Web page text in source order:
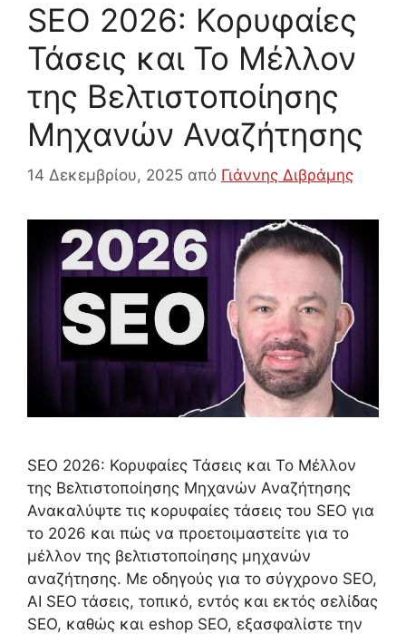
SEO 2026: Κορυφαίες
Τάσεις και Το Μέλλον
της Βελτιστοποίησης
Μηχανών Αναζήτησης
14 Δεκεμβρίου, 2025 από Γιάννης Διβράμης
SEO 2026: Κορυφαίες Τάσεις και Το Μέλλον
της Βελτιστοποίησης Μηχανών Αναζήτησης
Ανακαλύψτε τις κορυφαίες τάσεις του SEO για
το 2026 και πώς να προετοιμαστείτε για το
μέλλον της βελτιστοποίησης μηχανών
αναζήτησης. Με οδηγούς για το σύγχρονο SEO,
AI SEO τάσεις, τοπικό, εντός και εκτός σελίδας
SEO, καθώς και eshop SEO, εξασφαλίστε την